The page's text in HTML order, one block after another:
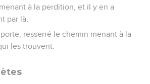
à la perdition, et il y en a
par là,
resserré le chemin menant à la
les trouvent.